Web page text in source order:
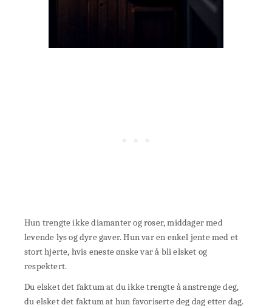
Hun trengte ikke diamanter og roser, middager med
levende lys og dyre gaver. Hun var en enkel jente med et
stort hjerte, hvis eneste ønske var å bli elsket og
respektert.
Du elsket det faktum at du ikke trengte å anstrenge deg,
du elsket det faktum at hun favoriserte deg dag etter dag.